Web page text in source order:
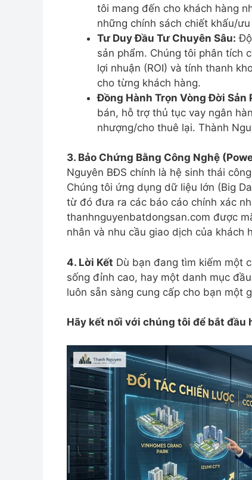
tôi mang đến cho khách hàng
những chính sách chiết khấu/
Tư Duy Đầu Tư Chuyên Sâu:
sản phẩm. Chúng tôi phân tích
lợi nhuận (ROI) và tính thanh
cho từng khách hàng.
Đồng Hành Trọn Vòng Đời Sản
bán, hỗ trợ thủ tục vay ngân
nhượng/cho thuê lại. Thành
3. Bảo Chứng Bằng Công Nghệ
Nguyên BĐS chính là hệ sinh thái
Chúng tôi ứng dụng dữ liệu lớn (Big
từ đó đưa ra các báo cáo chính xác
thanhnguyenbatdongsan.com được
nhân và nhu cầu giao dịch của khách
4. Lời Kết Dù bạn đang tìm kiếm một
sống đỉnh cao, hay một danh mục
luôn sẵn sàng cung cấp cho bạn một
Hãy kết nối với chúng tôi để bắt